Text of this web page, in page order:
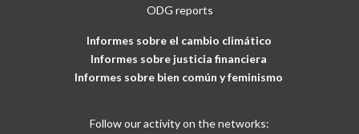
ODG reports
Informes sobre el cambio climático
Informes sobre justicia financiera
Informes sobre bien común y feminismo
Follow our activity on the networks: